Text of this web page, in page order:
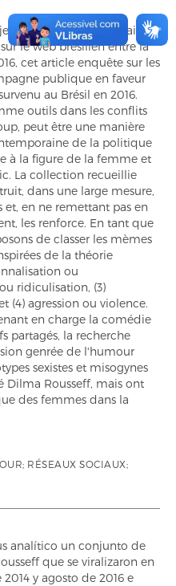
de 69 mèmes contraires
le web brésilien entre la
cet article enquête sur les
publique en faveur
au Brésil en 2016.
outils dans les conflits
peut être une manière
de la politique
à la figure de la femme et
La collection recueillie
dans une large mesure,
et, en ne remettant pas en
les renforce. En tant que
de classer les mèmes
de la théorie
ou
ridiculisation, (3)
(4) agression ou violence.
en charge la comédie
partagés, la recherche
genrée de l'humour
sexistes et misogynes
Dilma Rousseff, mais ont
des femmes dans la
RÉSEAUX SOCIAUX;
analítico un conjunto de
que se viralizaron en
y agosto de 2016 e